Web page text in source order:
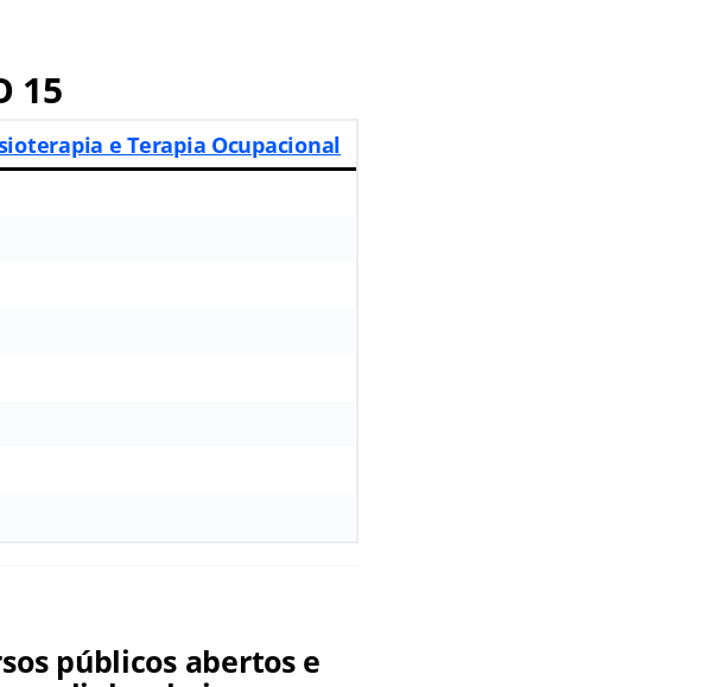
15
e Terapia Ocupacional
públicos abertos e